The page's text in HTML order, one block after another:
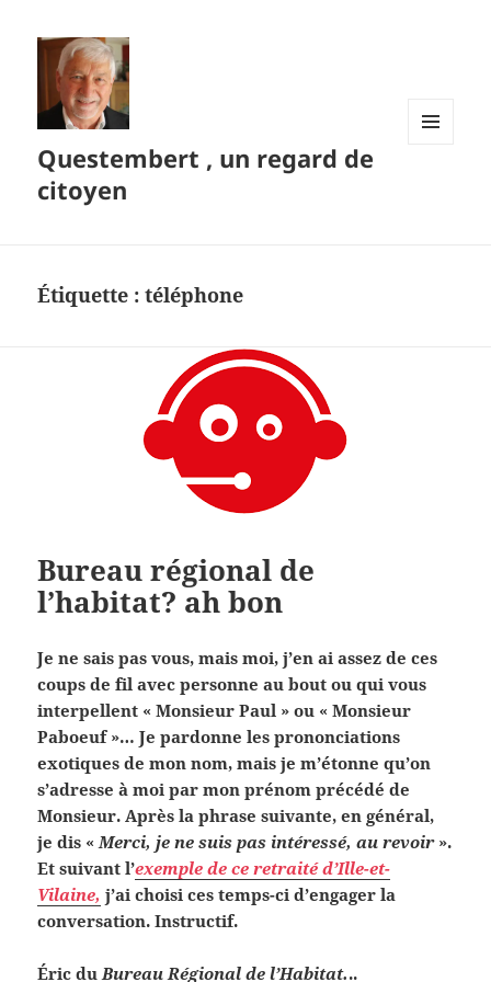
Questembert , un regard de
citoyen
Étiquette :téléphone
Bureau régional de
l’habitat? ah bon
Je ne sais pas vous, mais moi, j’en ai assez de ces
coups de fil avec personne au bout ou qui vous
interpellent « Monsieur Paul » ou « Monsieur
Paboeuf »… Je pardonne les prononciations
exotiques de mon nom, mais je m’étonne qu’on
s’adresse à moi par mon prénom précédé de
Monsieur. Après la phrase suivante, en général,
je dis « Merci, je ne suis pas intéressé, au revoir».
Et suivant l’exemple de ce retraité d’Ille-et-
Vilaine, j’ai choisi ces temps-ci d’engager la
conversation. Instructif.
Éric du Bureau Régional de l’Habitat...